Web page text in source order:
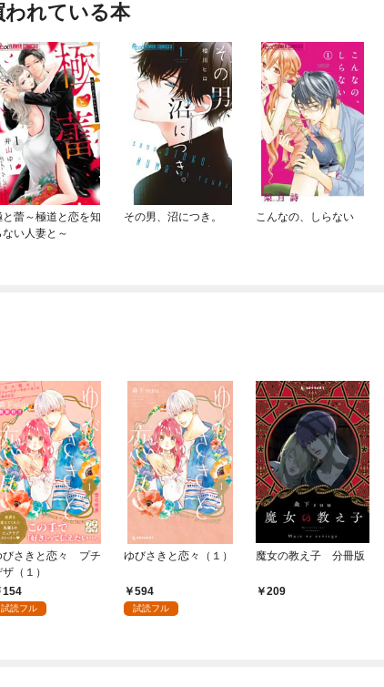
れている本
と蕾～極道と恋を知
ない人妻と～
その男、沼につき。 こんなの、しらない
びさきと恋々 プチ
（１）
154
試読フル
ゆびさきと恋々（１）
594
試読フル
魔女の教え子 分冊版
209